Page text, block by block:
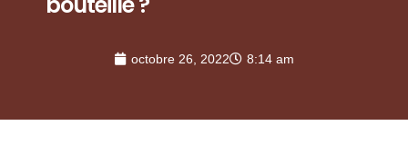
octobre 26, 2022 8:14 am